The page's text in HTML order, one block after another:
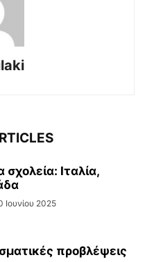
σχολεία: Ιταλία,
Ιουνίου 2025
προβλέψεις